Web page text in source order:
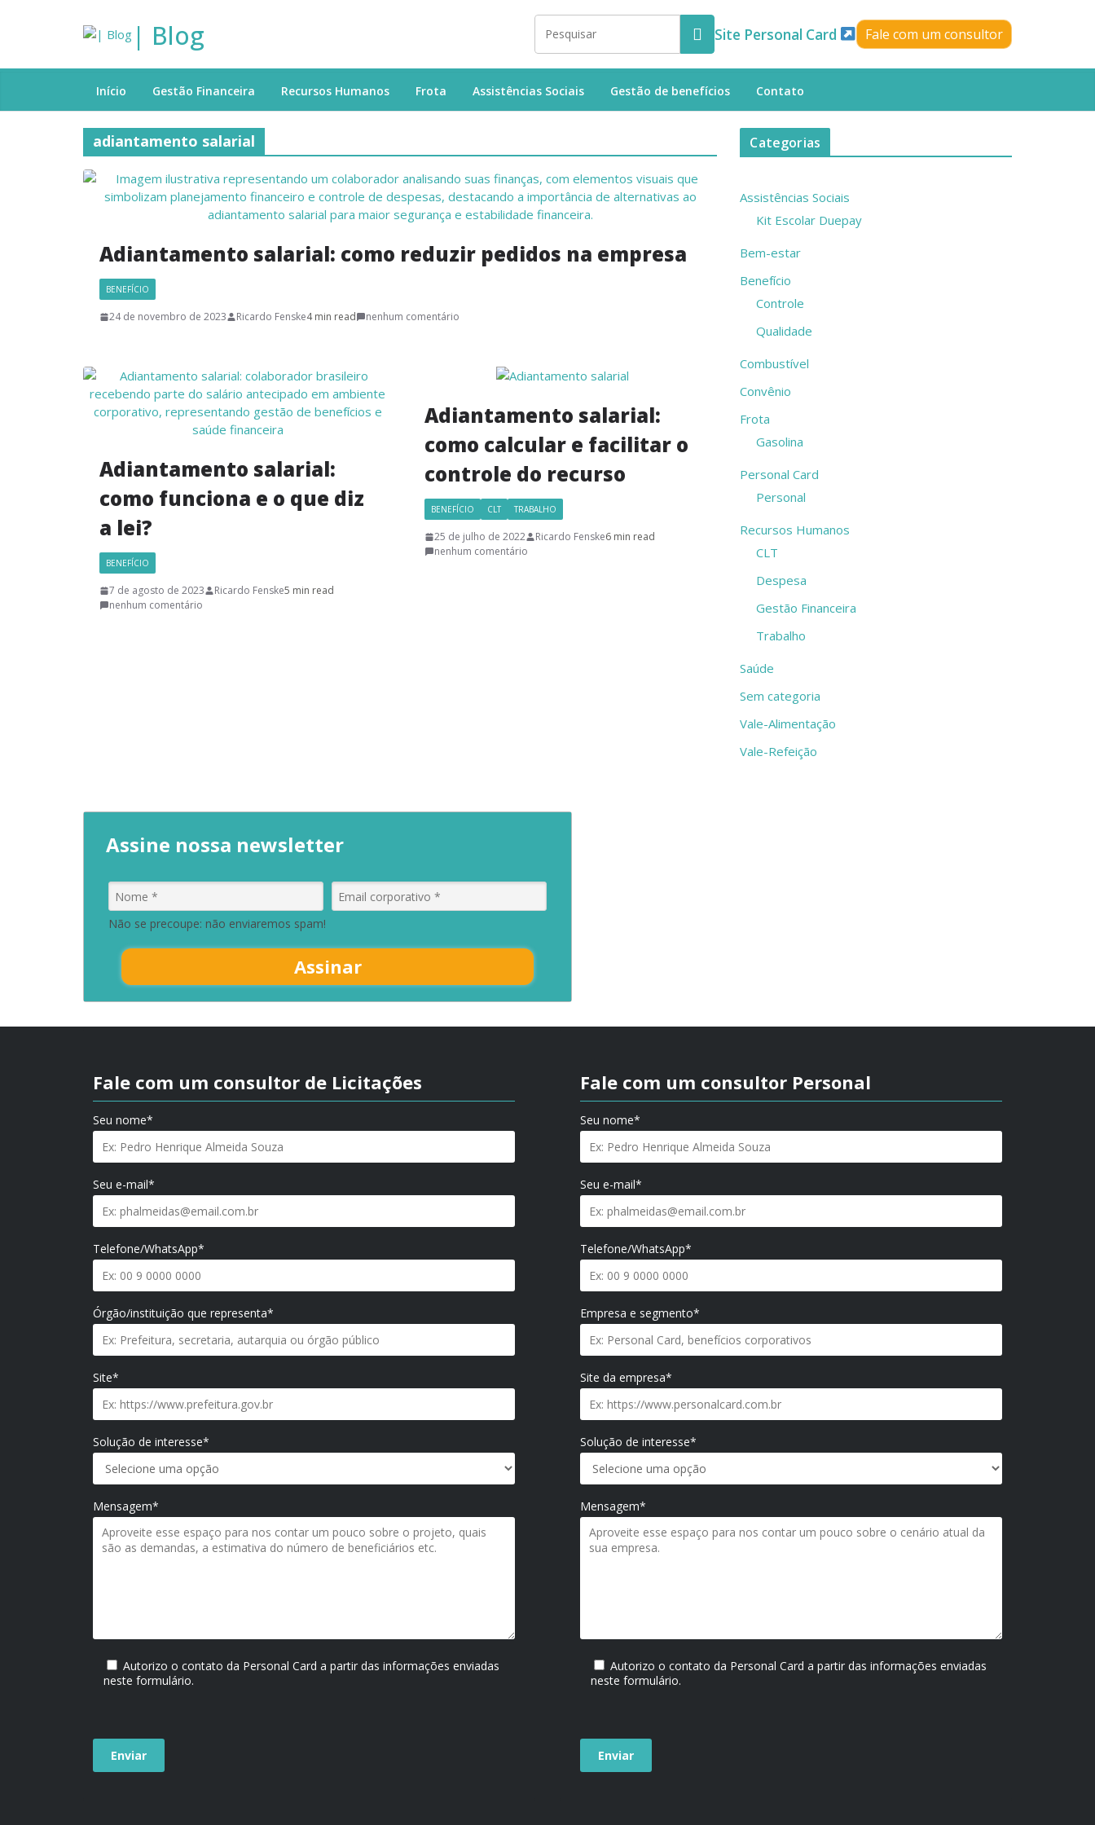
| Blog Site Personal Card Fale com um consultor
Início Gestão Financeira Recursos Humanos Frota Assistências Sociais Gestão de benefícios Contato
adiantamento salarial
Adiantamento salarial: como reduzir pedidos na empresa
BENEFÍCIO
24 de novembro de 2023 Ricardo Fenske4 min read nenhum comentário
Adiantamento salarial:
como funciona e o que diz
a lei?
BENEFÍCIO
7 de agosto de 2023 Ricardo Fenske5 min read
nenhum comentário
Adiantamento salarial:
como calcular e facilitar o
controle do recurso
BENEFÍCIO CLT TRABALHO
25 de julho de 2022 Ricardo Fenske6 min read
nenhum comentário
Categorias
Assistências Sociais
Kit Escolar Duepay
Bem-estar
Benefício
Controle
Qualidade
Combustível
Convênio
Frota
Gasolina
Personal Card
Personal
Recursos Humanos
CLT
Despesa
Gestão Financeira
Trabalho
Saúde
Sem categoria
Vale-Alimentação
Vale-Refeição
Assine nossa newsletter
Não se precoupe: não enviaremos spam!
Assinar
Fale com um consultor de Licitações
Seu nome*
Seu e-mail*
Telefone/WhatsApp*
Órgão/instituição que representa*
Site*
Solução de interesse*
Mensagem*
Autorizo o contato da Personal Card a partir das informações enviadas
neste formulário.
Fale com um consultor Personal
Seu nome*
Seu e-mail*
Telefone/WhatsApp*
Empresa e segmento*
Site da empresa*
Solução de interesse*
Mensagem*
Autorizo o contato da Personal Card a partir das informações enviadas
neste formulário.